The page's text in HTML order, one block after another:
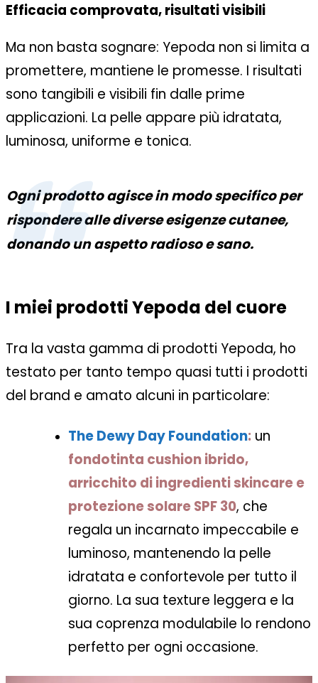
Efficacia comprovata, risultati visibili
Ma non basta sognare: Yepoda non si limita a
promettere, mantiene le promesse. I risultati
sono tangibili e visibili fin dalle prime
applicazioni. La pelle appare più idratata,
luminosa, uniforme e tonica.
Ogni prodotto agisce in modo specifico per
rispondere alle diverse esigenze cutanee,
donando un aspetto radioso e sano.
I miei prodotti Yepoda del cuore
Tra la vasta gamma di prodotti Yepoda, ho
testato per tanto tempo quasi tutti i prodotti
del brand e amato alcuni in particolare:
The Dewy Day Foundation: un
fondotinta cushion ibrido,
arricchito di ingredienti skincare e
protezione solare SPF 30, che
regala un incarnato impeccabile e
luminoso, mantenendo la pelle
idratata e confortevole per tutto il
giorno. La sua texture leggera e la
sua coprenza modulabile lo rendono
perfetto per ogni occasione.